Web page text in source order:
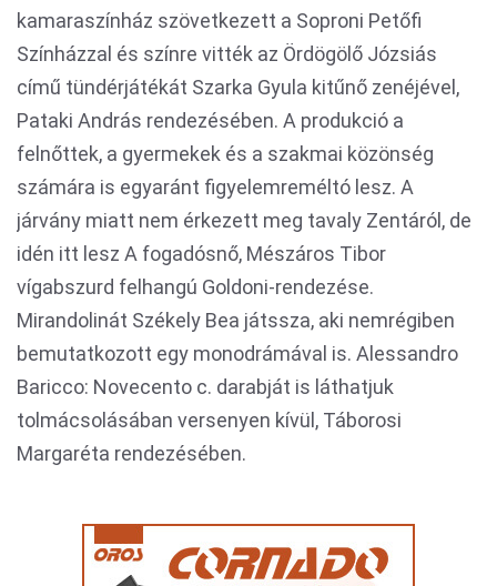
kamaraszínház szövetkezett a Soproni Petőfi
Színházzal és színre vitték az Ördögölő Józsiás
című tündérjátékát Szarka Gyula kitűnő zenéjével,
Pataki András rendezésében. A produkció a
felnőttek, a gyermekek és a szakmai közönség
számára is egyaránt figyelemreméltó lesz. A
járvány miatt nem érkezett meg tavaly Zentáról, de
idén itt lesz A fogadósnő, Mészáros Tibor
vígabszurd felhangú Goldoni-rendezése.
Mirandolinát Székely Bea játssza, aki nemrégiben
bemutatkozott egy monodrámával is. Alessandro
Baricco: Novecento c. darabját is láthatjuk
tolmácsolásában versenyen kívül, Táborosi
Margaréta rendezésében.